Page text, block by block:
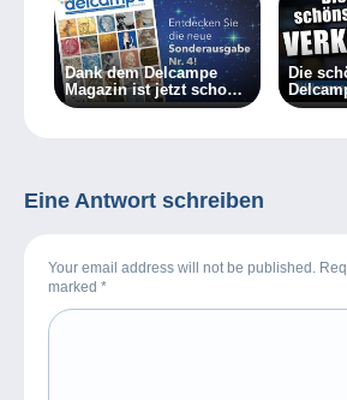
Dank dem Delcampe
Magazin ist jetzt schon
Weihnachten!
Die
Eine Antwort schreiben
Your email address will not be published.
marked *